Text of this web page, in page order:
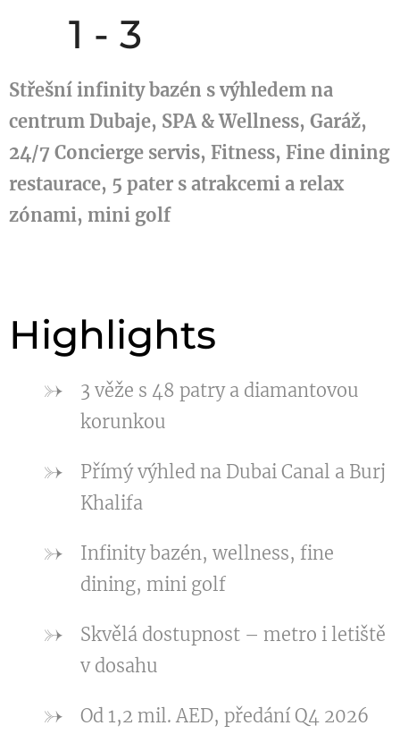
🛏️ 1 - 3
Střešní infinity bazén s výhledem na
centrum Dubaje, SPA & Wellness, Garáž,
24/7 Concierge servis, Fitness, Fine dining
restaurace, 5 pater s atrakcemi a relax
zónami, mini golf
Highlights
3 věže s 48 patry a diamantovou
korunkou
Přímý výhled na Dubai Canal a Burj
Khalifa
Infinity bazén, wellness, fine
dining, mini golf
Skvělá dostupnost – metro i letiště
v dosahu
Od 1,2 mil. AED, předání Q4 2026